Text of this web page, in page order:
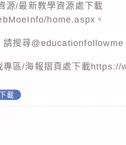
源/最新教學資源處下載
home.aspx。
搜尋@educationfollowme
專區/海報摺頁處下載
載